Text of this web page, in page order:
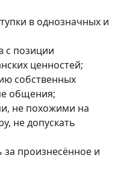
в однозначных и
с позиции
ценностей;
собственных
общения;
не похожими на
не допускать
за произнесённое и